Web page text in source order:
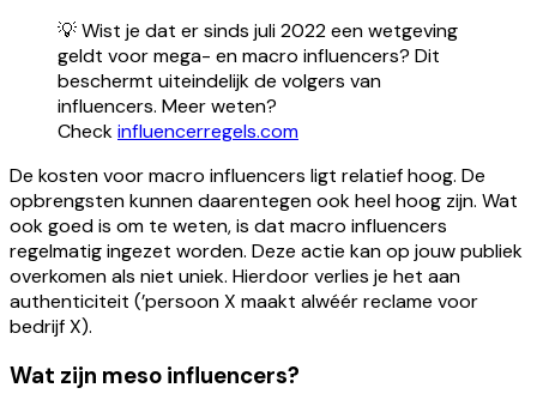
💡 Wist je dat er sinds juli 2022 een wetgeving
geldt voor mega- en macro influencers? Dit
beschermt uiteindelijk de volgers van
influencers. Meer weten?
Checkinfluencerregels.com
De kosten voor macro influencers ligt relatief hoog. De
opbrengsten kunnen daarentegen ook heel hoog zijn. Wat
ook goed is om te weten, is dat macro influencers
regelmatig ingezet worden. Deze actie kan op jouw publiek
overkomen als niet uniek. Hierdoor verlies je het aan
authenticiteit (’persoon X maakt alwéér reclame voor
bedrijf X).
Wat zijn meso influencers?